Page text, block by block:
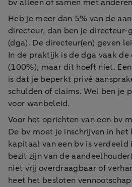
bv alleen of samen met
Heb je meer dan 5% van de
directeur, dan ben je
(dga). De directeur(en) geven
In de praktijk is de dga vaak
(100%), maar dit hoeft niet.
is dat je beperkt privé
schulden of claims. Wel ben je
voor wanbeleid.
Voor het oprichten van een bv
De bv moet je inschrijven in
kapitaal van een bv is verdeeld
bezit zijn van de
niet vrij overdraagbaar of
heet het besloten